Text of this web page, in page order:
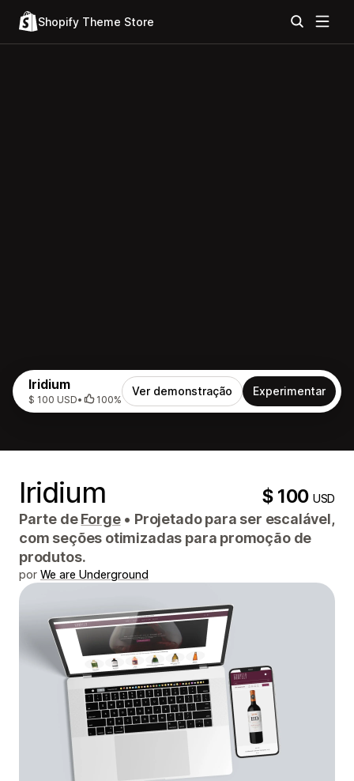
Shopify Theme Store
Iridium
$ 100 USD• 100%
Ver demonstração Experimentar
Iridium $ 100USD
Parte deForge • Projetado para ser escalável,
com seções otimizadas para promoção de
produtos.
por We are Underground